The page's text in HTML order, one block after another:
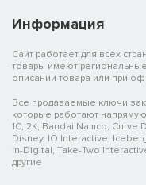
Информация
Сайт работает для всех
товары имеют
описании товара или при
Все продаваемые ключи
которые работают
1C, 2K, Bandai Namco,
Disney, IO Interactive,
in-Digital, Take-Two
другие